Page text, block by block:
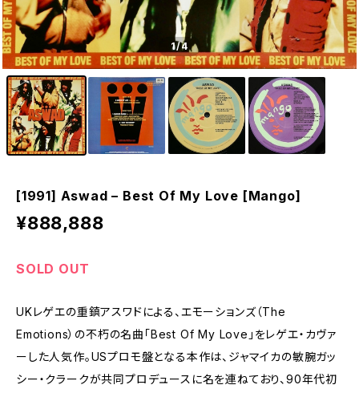
1/4
[1991] Aswad – Best Of My Love [Mango]
¥888,888
SOLD OUT
UKレゲエの重鎮アスワドによる、エモーションズ（The
Emotions）の不朽の名曲「Best Of My Love」をレゲエ・カヴァ
ーした人気作。USプロモ盤となる本作は、ジャマイカの敏腕ガッ
シー・クラークが共同プロデュースに名を連ねており、90年代初